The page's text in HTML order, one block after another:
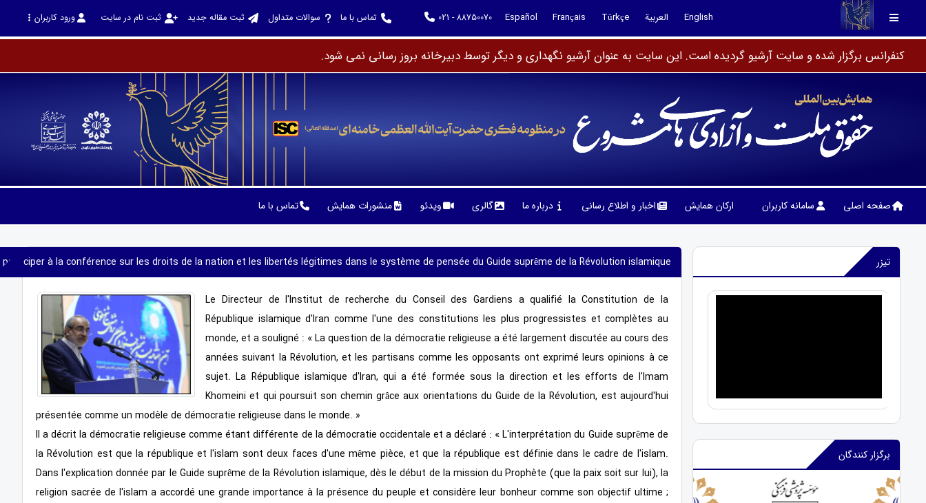
English العربية Türkçe
Français
Español
021 - 88750070 تماس با ما سوالات متداول ثبت مقاله جدید ثبت نام در سایت ورود کاربران
کنفرانس برگزار شده و سایت آرشیو گردیده است. این سایت به عنوان آرشیو نگهداری و دیگر توسط دبیرخانه بروز رسانی نمی شود.
صفحه اصلی سامانه کاربران ارکان همایش اخبار و اطلاع رسانی درباره ما گالری ویدئو منشورات همایش تماس با ما
تیزر
برگزار کنندگان
à la conférence sur les droits de la nation et les libertés légitimes dans le système de pensée du Guide suprême de la Révolution islamique. »
Le Directeur de l'Institut de recherche du Conseil des Gardiens a qualifié la Constitution de la
République islamique d'Iran comme l'une des constitutions les plus progressistes et complètes au
monde, et a souligné : « La question de la démocratie religieuse a été largement discutée au cours des
années suivant la Révolution, et les partisans comme les opposants ont exprimé leurs opinions à ce
sujet. La République islamique d'Iran, qui a été formée sous la direction et les efforts de l'Imam
Khomeini et qui poursuit son chemin grâce aux orientations du Guide de la Révolution, est aujourd'hui
présentée comme un modèle de démocratie religieuse dans le monde. »
Il a décrit la démocratie religieuse comme étant différente de la démocratie occidentale et a déclaré : « L'interprétation du Guide suprême de
la Révolution est que la république et l'islam sont deux faces d'une même pièce, et que la république est définie dans le cadre de l'islam.
Dans l'explication donnée par le Guide suprême de la Révolution islamique, dès le début de la mission du Prophète (que la paix soit sur lui), la
religion sacrée de l'islam a accordé une grande importance à la présence du peuple et considère leur bonheur comme son objectif ultime ;